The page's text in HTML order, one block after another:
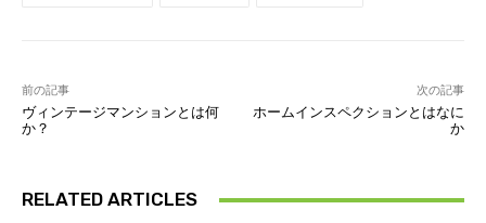
前の記事
ヴィンテージマンションとは何
か？
次の記事
ホームインスペクションとはなに
か
RELATED ARTICLES